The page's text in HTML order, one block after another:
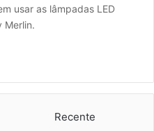
usar as lâmpadas LED
Merlin.
Recente